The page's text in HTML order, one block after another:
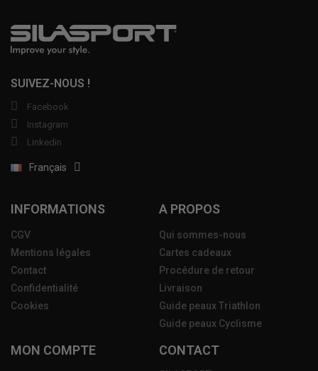
SUIVEZ-NOUS !
Facebook
Instagram
Linkedin
Français
INFORMATIONS
CGV
Mentions légales
Contact
Confidentialité
Cookies
A PROPOS
Qui sommes-nous
Cartes cadeaux
Procédure de retour
Livraison
Guide peaux Triathlon
Guide peaux Cyclisme
MON COMPTE CONTACT